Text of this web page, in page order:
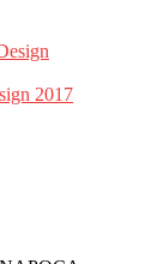
2017